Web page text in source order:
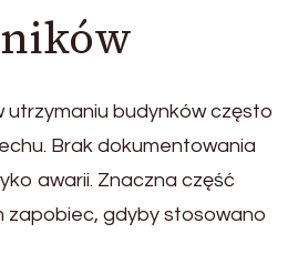
utrzymaniu budynków często
Brak dokumentowania
awarii. Znaczna część
zapobiec, gdyby stosowano